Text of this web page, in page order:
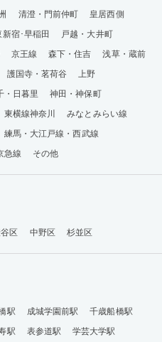
清澄・門前仲町
皇居西側
新宿･早稲田
戸越・大井町
京王線 森下・住吉
浅草・蔵前
護国寺・茗荷谷
上野
・日暮里
神田・神保町
東横線神奈川
みなとみらい線
練馬・大江戸線・西武線
急線 その他
区 中野区 杉並区
駅 成城学園前駅
千歳船橋駅
駅 表参道駅
学芸大学駅